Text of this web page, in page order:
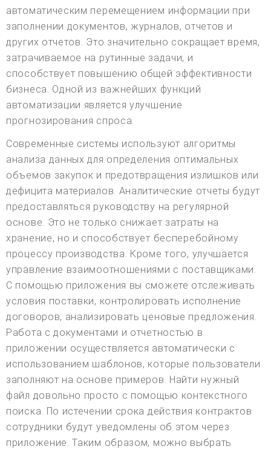
автоматическим перемещением информации при
заполнении документов, журналов, отчетов и
других отчетов. Это значительно сокращает время,
затрачиваемое на рутинные задачи, и
способствует повышению общей эффективности
бизнеса. Одной из важнейших функций
автоматизации является улучшение
прогнозирования спроса.
Современные системы используют алгоритмы
анализа данных для определения оптимальных
объемов закупок и предотвращения излишков или
дефицита материалов. Аналитические отчеты будут
предоставляться руководству на регулярной
основе. Это не только снижает затраты на
хранение, но и способствует бесперебойному
процессу производства. Кроме того, улучшается
управление взаимоотношениями с поставщиками.
С помощью приложения вы сможете отслеживать
условия поставки, контролировать исполнение
договоров, анализировать ценовые предложения.
Работа с документами и отчетностью в
приложении осуществляется автоматически с
использованием шаблонов, которые пользователи
заполняют на основе примеров. Найти нужный
файл довольно просто с помощью контекстного
поиска. По истечении срока действия контрактов
сотрудники будут уведомлены об этом через
приложение. Таким образом, можно выбрать